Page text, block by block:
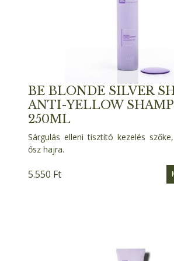
BE BLONDE SILVER
ANTI-YELLOW
250ML
Sárgulás elleni tisztító kezelés
ősz hajra.
5.550 Ft